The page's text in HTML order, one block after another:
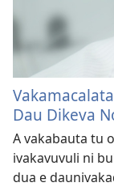
Dau Dikeva
A vakabauta tu
ivakavuvuli ni
dua e